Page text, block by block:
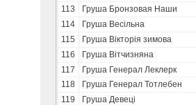
113
Груша Бронзовая Наши
114
Груша Весільна
115
Груша Вікторія зимова
116
Груша Вітчизняна
117
Груша Генерал Леклерк
118
Груша Генерал Тотлебен
119
Груша Девеці